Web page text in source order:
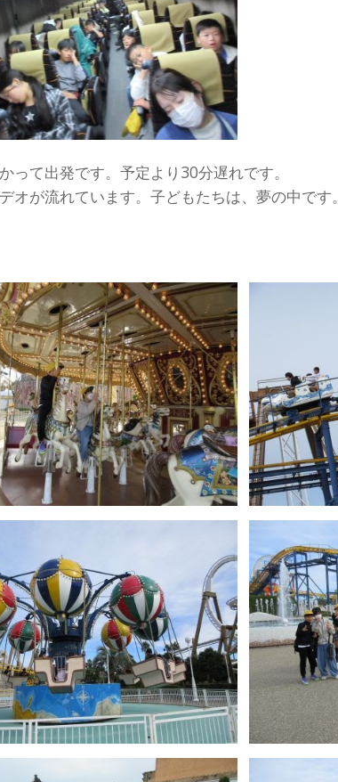
て出発です。予定より30分遅れです。
が流れています。子どもたちは、夢の中です。